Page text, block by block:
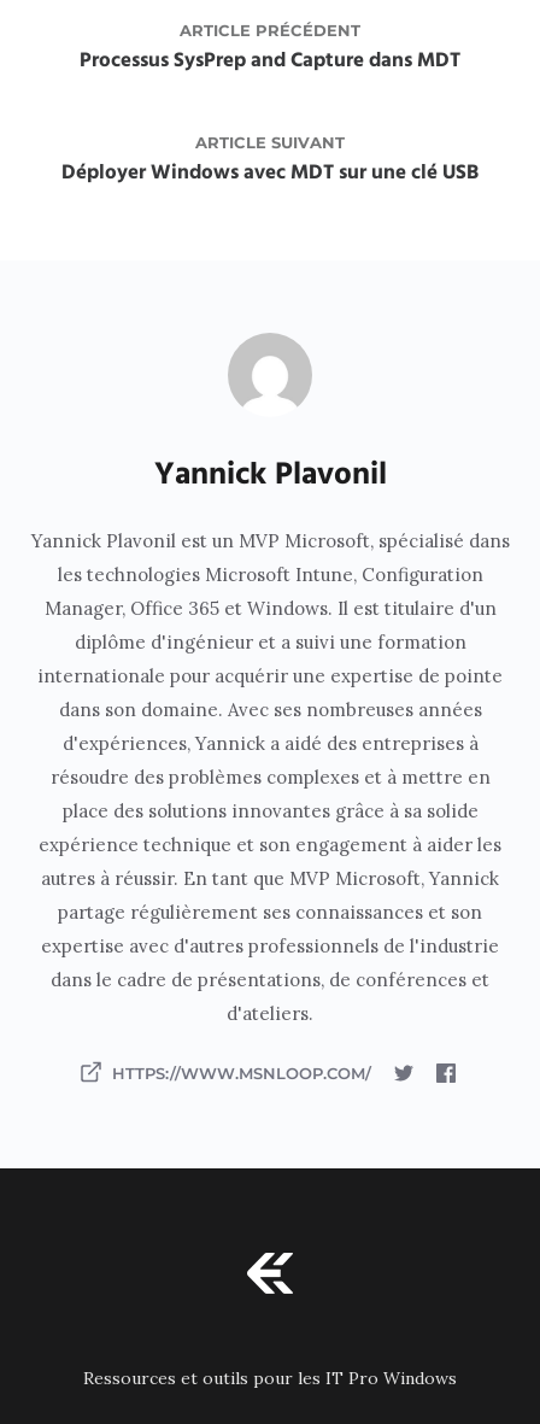
ARTICLE PRÉCÉDENT
Processus SysPrep and Capture dans MDT
ARTICLE SUIVANT
Déployer Windows avec MDT sur une clé USB
Yannick Plavonil
Yannick Plavonil est un MVP Microsoft, spécialisé dans
les technologies Microsoft Intune, Configuration
Manager, Office 365 et Windows. Il est titulaire d'un
diplôme d'ingénieur et a suivi une formation
internationale pour acquérir une expertise de pointe
dans son domaine. Avec ses nombreuses années
d'expériences, Yannick a aidé des entreprises à
résoudre des problèmes complexes et à mettre en
place des solutions innovantes grâce à sa solide
expérience technique et son engagement à aider les
autres à réussir. En tant que MVP Microsoft, Yannick
partage régulièrement ses connaissances et son
expertise avec d'autres professionnels de l'industrie
dans le cadre de présentations, de conférences et
d'ateliers.
HTTPS://WWW.MSNLOOP.COM/
Ressources et outils pour les IT Pro Windows